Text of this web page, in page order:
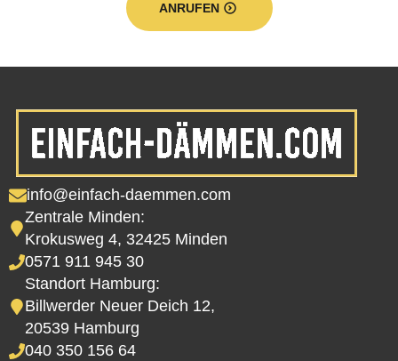
ANRUFEN
info@einfach-daemmen.com
Zentrale Minden:
Krokusweg 4, 32425 Minden
0571 911 945 30
Standort Hamburg:
Billwerder Neuer Deich 12,
20539 Hamburg
040 350 156 64